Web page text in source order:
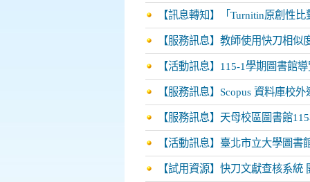
【訊息轉知】「Turnitin原創性
【服務訊息】教師使用快刀相似
【活動訊息】115-1學期圖書館
【服務訊息】Scopus 資料庫校
【服務訊息】天母校區圖書館
【活動訊息】臺北市立大學圖
【試用資源】快刀文獻查核系統